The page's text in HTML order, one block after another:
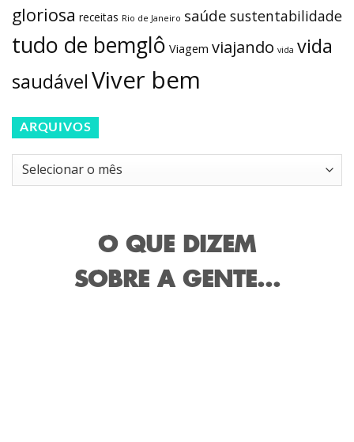
gloriosa receitas Rio de Janeiro saúde sustentabilidade
tudo de bemglô Viagem viajando vida vida
saudávelViver bem
ARQUIVOS
Arquivos
O QUE DIZEM
SOBRE A GENTE...